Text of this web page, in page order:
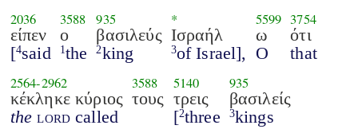
2036
είπεν
[4said
3588
ο
1 the
935
βασιλεύς
2king
*
Ισραήλ
3of Israel],
5599
ω
O
3754
ότι
that
2564-2962
κέκληκε κύριος
the lord called
3588
τους
5140
τρεις
[2three
935
βασιλείς
3kings